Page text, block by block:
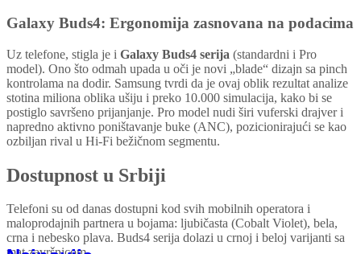
Galaxy Buds4: Ergonomija zasnovana na podacima
Uz telefone, stigla je i Galaxy Buds4 serija (standardni i Pro
model). Ono što odmah upada u oči je novi „blade“ dizajn sa pinch
kontrolama na dodir. Samsung tvrdi da je ovaj oblik rezultat analize
stotina miliona oblika ušiju i preko 10.000 simulacija, kako bi se
postiglo savršeno prijanjanje. Pro model nudi širi vuferski drajver i
napredno aktivno poništavanje buke (ANC), pozicionirajući se kao
ozbiljan rival u Hi-Fi bežičnom segmentu.
Dostupnost u Srbiji
Telefoni su od danas dostupni kod svih mobilnih operatora i
maloprodajnih partnera u bojama: ljubičasta (Cobalt Violet), bela,
crna i nebesko plava. Buds4 serija dolazi u crnoj i beloj varijanti sa